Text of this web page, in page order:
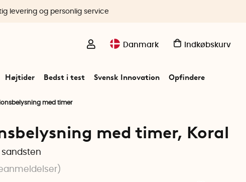
Danmark Indkøbskurv
Højtider Bedst i test Svensk Innovation Opfindere
levering og personlig service
med timer
med timer, Koral
)